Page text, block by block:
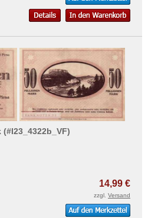
14,99 €
zzgl. Versand